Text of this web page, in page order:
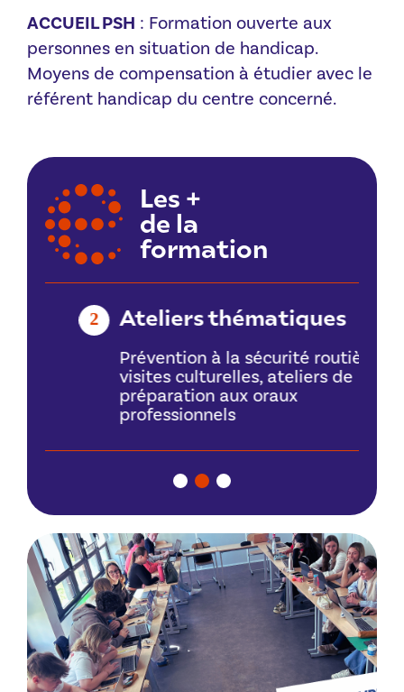
ACCUEIL PSH : Formation ouverte aux
personnes en situation de handicap.
Moyens de compensation à étudier avec le
référent handicap du centre concerné.
Les +
de la
formation
Ateliers thématiques
Prévention à la sécurité routière,
visites culturelles, ateliers de
préparation aux oraux
professionnels